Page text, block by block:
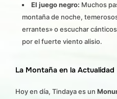
El juego negro: Muchos
montaña de noche,
errantes» o escuchar
por el fuerte viento alisio.
La Montaña en la Actualidad
Hoy en día, Tindaya es un